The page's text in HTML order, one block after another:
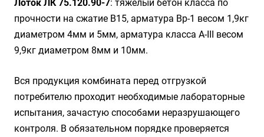
Лоток ЛК 75.120.90-7: тяжелый бетон класса по
прочности на сжатие B15, арматура Вр-1 весом 1,9кг
диаметром 4мм и 5мм, арматура класса А-III весом
9,9кг диаметром 8мм и 10мм.
Вся продукция комбината перед отгрузкой
потребителю проходит необходимые лабораторные
испытания, зачастую способами неразрушающего
контроля. В обязательном порядке проверяется